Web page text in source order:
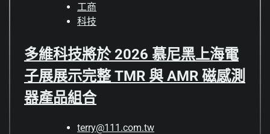
工商
科技
多維科技將於 2026 慕尼黑上海電
子展展示完整 TMR 與 AMR 磁感測
器產品組合
terry@111.com.tw